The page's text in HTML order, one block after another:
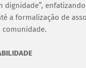
dignidade”,
a formalização de